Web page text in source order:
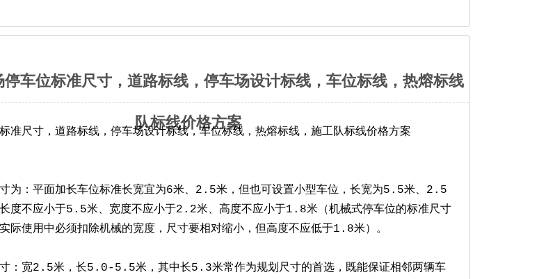
车位标准尺寸，道路标线，停车场设计标线，车位标线，热熔标线，施工
队标线价格方案
准尺寸，道路标线，停车场设计标线，车位标线，热熔标线，施工队标线价格方案
为：平面加长车位标准长宽宜为6米、2.5米，但也可设置小型车位，长宽为5.5米、2.5
度不应小于5.5米、宽度不应小于2.2米、高度不应小于1.8米（机械式停车位的标准尺寸
际使用中必须扣除机械的宽度，尺寸要相对缩小，但高度不应低于1.8米）。
：宽2.5米，长5.0-5.5米，其中长5.3米常作为规划尺寸的首选，既能保证相邻两辆车